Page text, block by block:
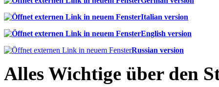
Italian version
English version
Russian version
Alles Wichtige über den